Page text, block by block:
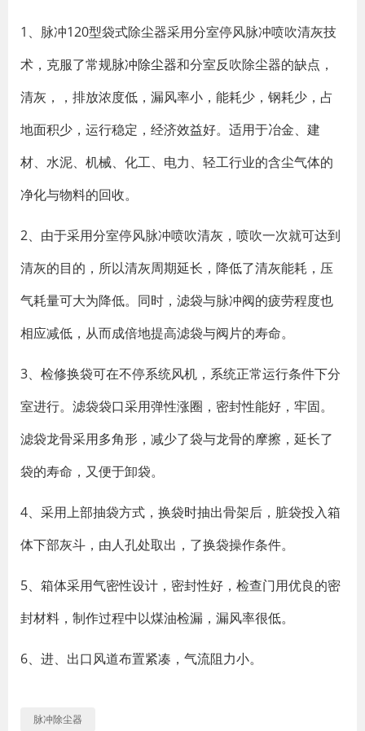
1、脉冲120型袋式除尘器采用分室停风脉冲喷吹清灰技
术，克服了常规脉冲除尘器和分室反吹除尘器的缺点，
清灰，，排放浓度低，漏风率小，能耗少，钢耗少，占
地面积少，运行稳定，经济效益好。适用于冶金、建
材、水泥、机械、化工、电力、轻工行业的含尘气体的
净化与物料的回收。
2、由于采用分室停风脉冲喷吹清灰，喷吹一次就可达到
清灰的目的，所以清灰周期延长，降低了清灰能耗，压
气耗量可大为降低。同时，滤袋与脉冲阀的疲劳程度也
相应减低，从而成倍地提高滤袋与阀片的寿命。
3、检修换袋可在不停系统风机，系统正常运行条件下分
室进行。滤袋袋口采用弹性涨圈，密封性能好，牢固。
滤袋龙骨采用多角形，减少了袋与龙骨的摩擦，延长了
袋的寿命，又便于卸袋。
4、采用上部抽袋方式，换袋时抽出骨架后，脏袋投入箱
体下部灰斗，由人孔处取出，了换袋操作条件。
5、箱体采用气密性设计，密封性好，检查门用优良的密
封材料，制作过程中以煤油检漏，漏风率很低。
6、进、出口风道布置紧凑，气流阻力小。
脉冲除尘器